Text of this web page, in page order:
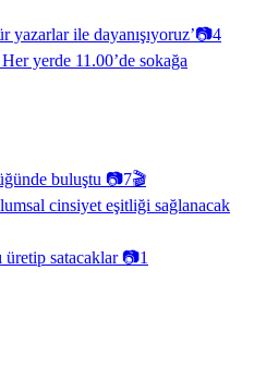
yazarlar ile dayanışıyoruz’📷4
yerde 11.00’de sokağa
buluştu 📷7🎬
cinsiyet eşitliği sağlanacak
üretip satacaklar📷1